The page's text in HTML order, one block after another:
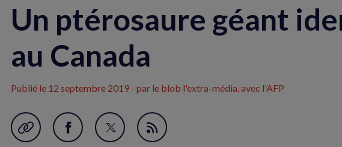
Un ptérosaure géant
au Canada
Publié le 12 septembre 2019 - par le blob l'extra-média, avec l'AFP
Garder en favori
Partager
Partager
Flux